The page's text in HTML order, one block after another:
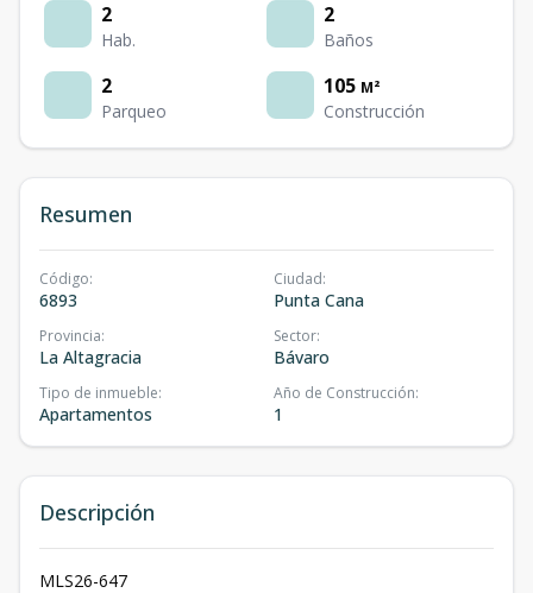
2
Hab.
2
Baños
2
Parqueo
105 M²
Construcción
Resumen
Código:
6893
Ciudad:
Punta Cana
Provincia:
La Altagracia
Sector:
Bávaro
Tipo de inmueble:
Apartamentos
Año de Construcción:
1
Descripción
MLS26-647